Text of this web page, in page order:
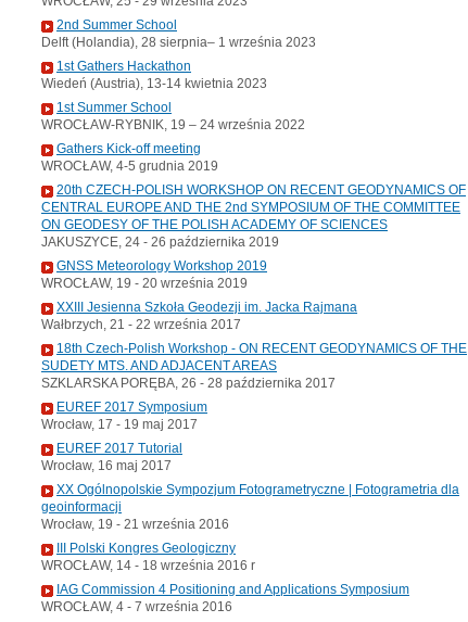
2nd Summer School
Delft (Holandia), 28 sierpnia– 1 września 2023
1st Gathers Hackathon
Wiedeń (Austria), 13-14 kwietnia 2023
1st Summer School
WROCŁAW-RYBNIK, 19 – 24 września 2022
Gathers Kick-off meeting
WROCŁAW, 4-5 grudnia 2019
20th CZECH-POLISH WORKSHOP ON RECENT GEODYNAMICS OF
CENTRAL EUROPE AND THE 2nd SYMPOSIUM OF THE COMMITTEE
ON GEODESY OF THE POLISH ACADEMY OF SCIENCES
JAKUSZYCE, 24 - 26 października 2019
GNSS Meteorology Workshop 2019
WROCŁAW, 19 - 20 września 2019
XXIII Jesienna Szkoła Geodezji im. Jacka Rajmana
Wałbrzych, 21 - 22 września 2017
18th Czech-Polish Workshop - ON RECENT GEODYNAMICS OF THE
SUDETY MTS. AND ADJACENT AREAS
SZKLARSKA PORĘBA, 26 - 28 października 2017
EUREF 2017 Symposium
Wrocław, 17 - 19 maj 2017
EUREF 2017 Tutorial
Wrocław, 16 maj 2017
XX Ogólnopolskie Sympozjum Fotogrametryczne | Fotogrametria dla
geoinformacji
Wrocław, 19 - 21 września 2016
III Polski Kongres Geologiczny
WROCŁAW, 14 - 18 września 2016 r
IAG Commission 4 Positioning and Applications Symposium
WROCŁAW, 4 - 7 września 2016